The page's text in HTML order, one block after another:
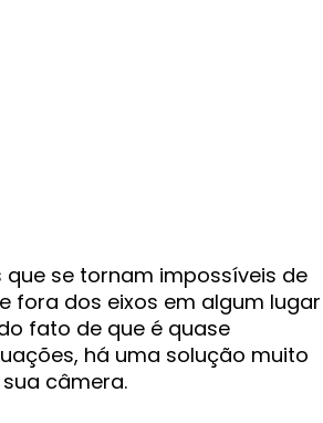
se tornam impossíveis de
fora dos eixos em algum lugar
fato de que é quase
há uma solução muito
câmera.